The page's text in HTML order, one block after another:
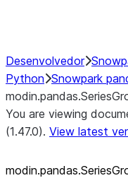
Desenvolvedor
Python Snowpark
You are viewing
(1.47.0). View latest